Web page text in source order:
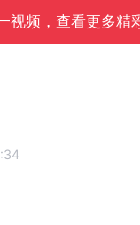
视频，查看更多精